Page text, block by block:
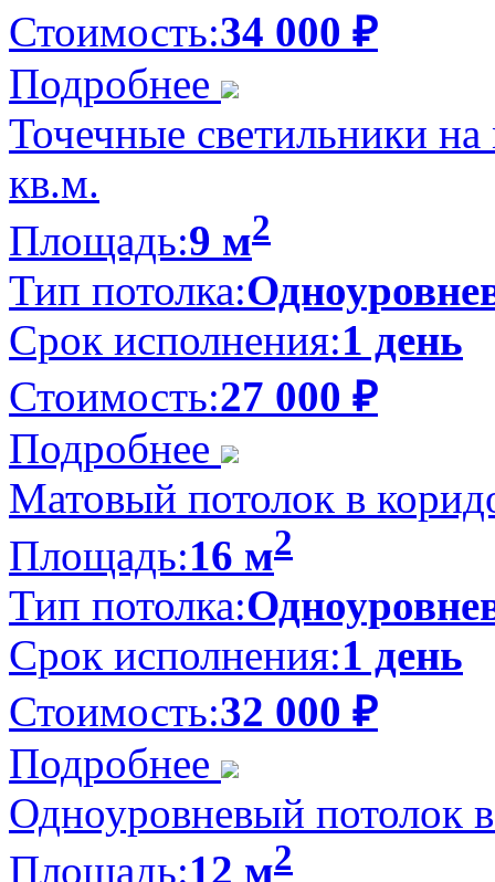
Стоимость:34 000 ₽
Подробнее
Точечные светильники
кв.м.
Площадь:9 м2
Тип потолка:
Срок исполнения:1 день
Стоимость:27 000 ₽
Подробнее
Матовый потолок в
Площадь:16 м2
Тип потолка:
Срок исполнения:1 день
Стоимость:32 000 ₽
Подробнее
Одноуровневый потолок
Площадь:12 м2